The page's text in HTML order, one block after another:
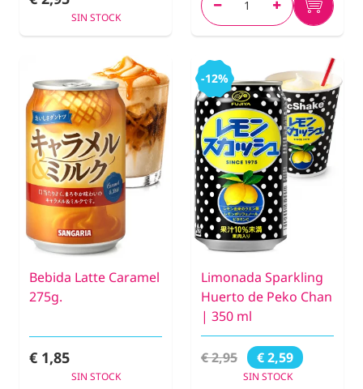
SIN STOCK
Bebida Latte Caramel
275g.
€ 1,85
SIN STOCK
-12%
Limonada Sparkling
Huerto de Peko Chan
| 350 ml
€ 2,95 € 2,59
SIN STOCK